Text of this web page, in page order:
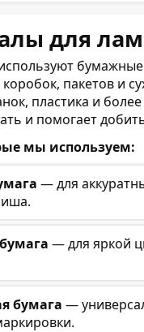
для
пакетов и
пластика и
и помогает
мы используем:
— для
— для яркой
бумага —